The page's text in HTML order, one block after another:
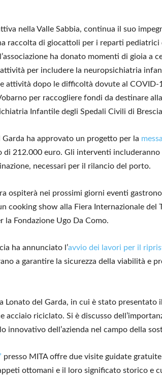
nella Valle Sabbia, continua il suo
raccolta di giocattoli per i reparti pediatrici
ha donato momenti di gioia a
per includere la neuropsichiatria
attività dopo le difficoltà dovute al COVID-
per raccogliere fondi da destinare alla
Infantile degli Spedali Civili di
ha approvato un progetto per la
di 212.000 euro. Gli interventi includeranno
necessari per il rilancio del porto.
ospiterà nei prossimi giorni eventi
cooking show alla Fiera Internazionale del
Fondazione Ugo Da Como.
ha annunciato l’avvio dei lavori per il
a garantire la sicurezza della viabilità e
Lonato del Garda, in cui è stato presentato
acciaio riciclato. Si è discusso
innovativo dell’azienda nel campo della
presso MITA offre due visite guidate
ottomani e il loro significato storico e